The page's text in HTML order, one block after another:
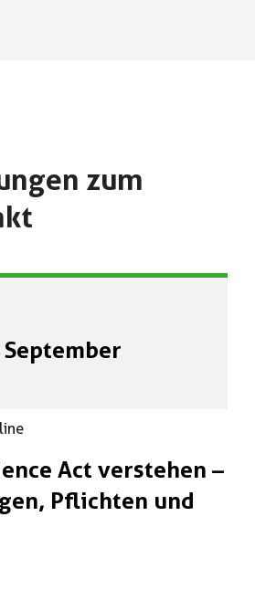
zum
Act verstehen –
Pflichten und